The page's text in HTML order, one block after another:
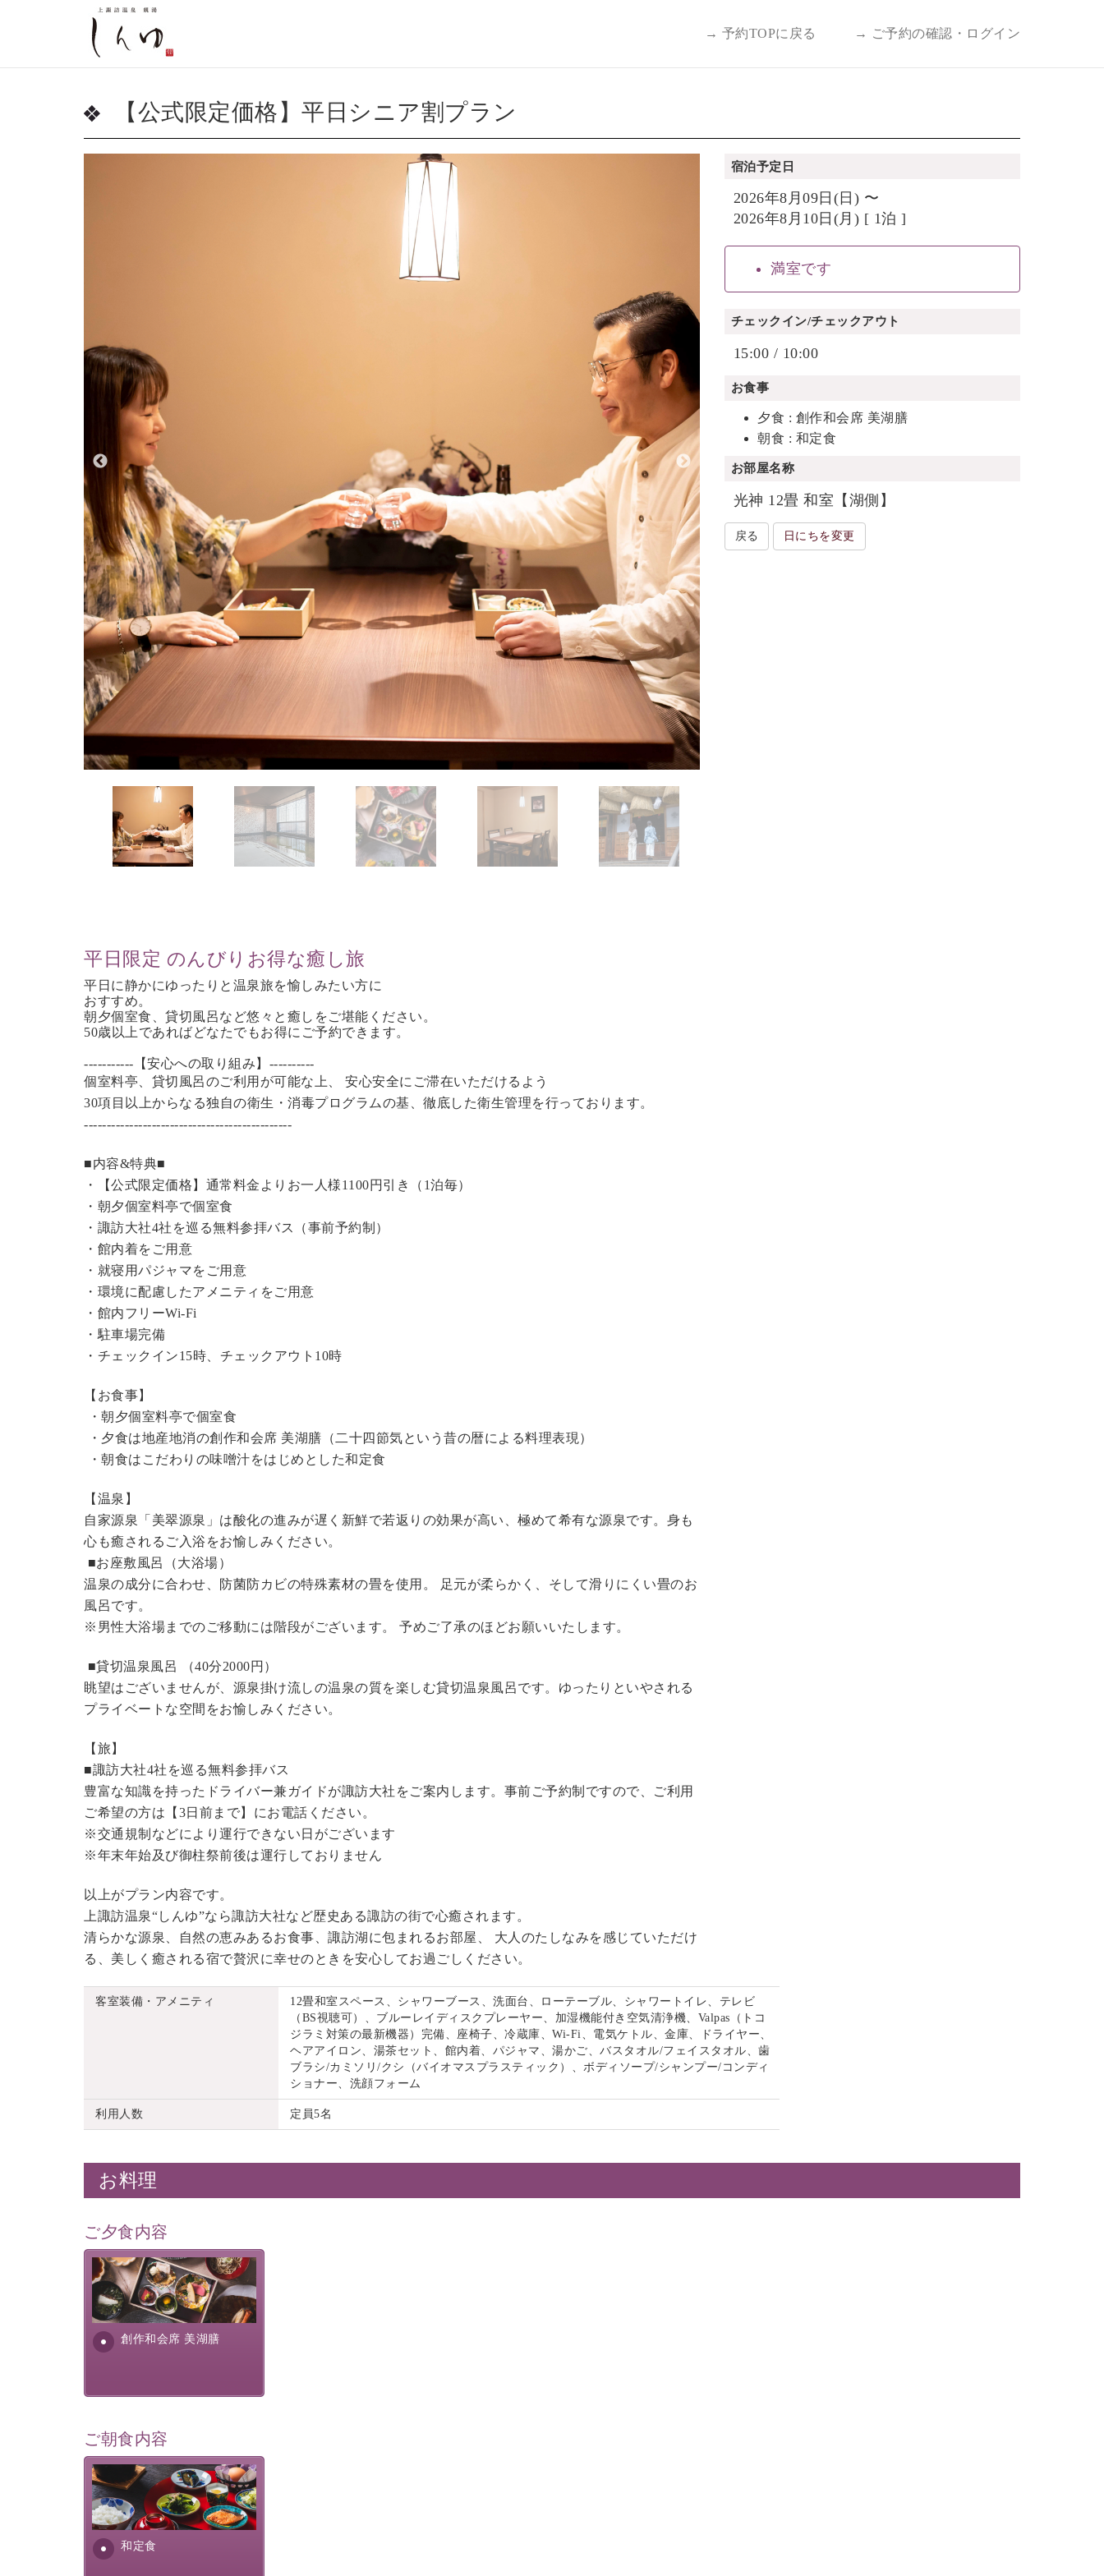
→ 予約TOPに戻る → ご予約の確認・ログイン
【公式限定価格】平日シニア割プラン
平日限定 のんびりお得な癒し旅
平日に静かにゆったりと温泉旅を愉しみたい方に
おすすめ。
朝夕個室食、貸切風呂など悠々と癒しをご堪能ください。
50歳以上であればどなたでもお得にご予約できます。
-----------【安心への取り組み】----------
個室料亭、貸切風呂のご利用が可能な上、 安心安全にご滞在いただけるよう
30項目以上からなる独自の衛生・消毒プログラムの基、徹底した衛生管理を行っております。
----------------------------------------------
■内容&特典■
・【公式限定価格】 通常料金よりお一人様1100円引き（1泊毎）
・朝夕個室料亭で個室食
・諏訪大社4社を巡る無料参拝バス（事前予約制）
・館内着をご用意
・就寝用パジャマをご用意
・環境に配慮したアメニティをご用意
・館内フリーWi-Fi
・駐車場完備
・チェックイン15時、チェックアウト10時
【お食事】
・朝夕個室料亭で個室食
・夕食は地産地消の創作和会席 美湖膳（二十四節気という昔の暦による料理表現）
・朝食はこだわりの味噌汁をはじめとした和定食
【温泉】
自家源泉「美翠源泉」は酸化の進みが遅く新鮮で若返りの効果が高い、極めて希有な源泉です。身も
心も癒されるご入浴をお愉しみください。
■お座敷風呂（大浴場）
温泉の成分に合わせ、防菌防カビの特殊素材の畳を使用。 足元が柔らかく、そして滑りにくい畳のお
風呂です。
※男性大浴場までのご移動には階段がございます。 予めご了承のほどお願いいたします。
■貸切温泉風呂 （40分2000円）
眺望はございませんが、源泉掛け流しの温泉の質を楽しむ貸切温泉風呂です。ゆったりといやされる
プライベートな空間をお愉しみください。
【旅】
■諏訪大社4社を巡る無料参拝バス
豊富な知識を持ったドライバー兼ガイドが諏訪大社をご案内します。 事前ご予約制ですので、ご利用
ご希望の方は【3日前まで】にお電話ください。
※交通規制などにより運行できない日がございます
※年末年始及び御柱祭前後は運行しておりません
以上がプラン内容です。
上諏訪温泉“しんゆ”なら諏訪大社など歴史ある諏訪の街で心癒されます。
清らかな源泉、自然の恵みあるお食事、諏訪湖に包まれるお部屋、 大人のたしなみを感じていただけ
る、美しく癒される宿で贅沢に幸せのときを安心してお過ごしください。
宿泊予定日
2026年8月09日(日) 〜
2026年8月10日(月) [ 1泊 ]
満室です
チェックイン/チェックアウト
15:00 / 10:00
お食事
夕食 : 創作和会席 美湖膳
朝食 : 和定食
お部屋名称
光神 12畳 和室【湖側】
戻る 日にちを変更
客室装備・アメニティ
12畳和室スペース、シャワーブース、洗面台、ローテーブル、シャワートイレ、テレビ
（BS視聴可）、ブルーレイディスクプレーヤー、加湿機能付き空気清浄機、Valpas（トコ
ジラミ対策の最新機器）完備、座椅子、冷蔵庫、Wi-Fi、電気ケトル、金庫、ドライヤー、
ヘアアイロン、湯茶セット、館内着、パジャマ、湯かご、バスタオル/フェイスタオル、歯
ブラシ/カミソリ/クシ（バイオマスプラスティック）、ボディソープ/シャンプー/コンディ
ショナー、洗顔フォーム
利用人数 定員5名
お料理
ご夕食内容
創作和会席 美湖膳
美湖膳とは諏訪の地で特別を
提供する為に料理長・神原 裕
明が考え出した創作和会席で
す。美しい諏訪湖の幸...
ご朝食内容
和定食
さっぱりとした和食膳に使わ
れる食材は、諏訪の名産品を
ふんだんに取り入れ、安心・
安全を心掛けた長野県産...